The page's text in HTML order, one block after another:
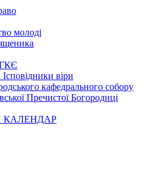
молоді
віри
кафедрального собору
Пречистої Богородиці
КАЛЕНДАР